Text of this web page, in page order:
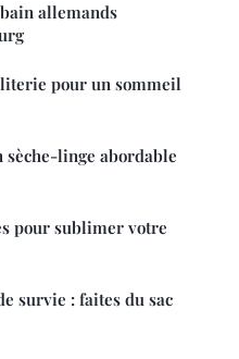
allemands
pour un sommeil
sèche-linge abordable
pour sublimer votre
survie : faites du sac